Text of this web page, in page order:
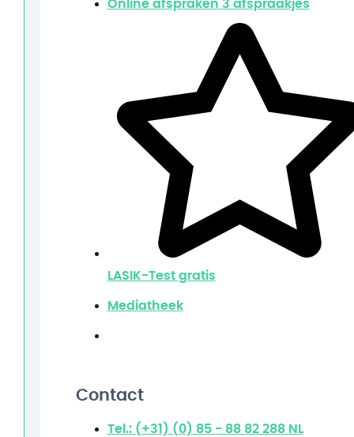
Online afspraken 3 afspraakjes
LASIK-Test gratis
Mediatheek
Contact
Tel.: (+31) (0) 85 - 88 82 288 NL